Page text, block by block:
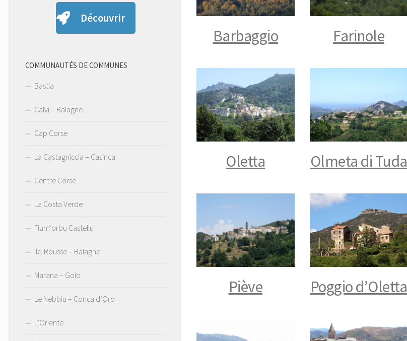
Barbaggio
Oletta
Piève
Farinole
Olmeta di Tuda
Poggio d’Oletta
Découvrir
COMMUNAUTÉS DE COMMUNES
Bastia
Calvi – Balagne
Cap Corse
La Castagniccia – Casinca
Centre Corse
La Costa Verde
Fium’orbu Castellu
Île-Rousse – Balagne
Marana – Golo
Le Nebbiu – Conca d’Oro
L’Oriente